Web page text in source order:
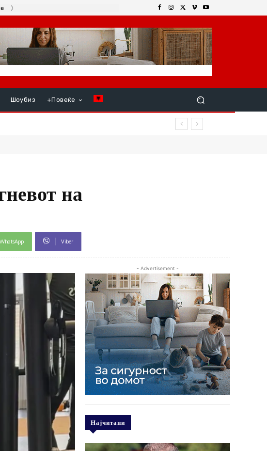
Шоубиз +Повеќе
во Гостивар продолжи
на
WhatsApp Viber
- Advertisement -
Најчитани